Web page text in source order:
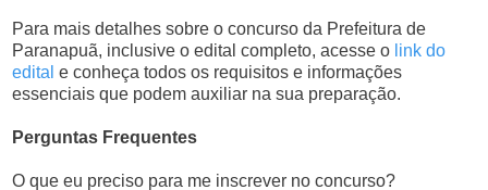
Para mais detalhes sobre o concurso da Prefeitura de
Paranapuã, inclusive o edital completo, acesse o link do
edital e conheça todos os requisitos e informações
essenciais que podem auxiliar na sua preparação.
Perguntas Frequentes
O que eu preciso para me inscrever no concurso?